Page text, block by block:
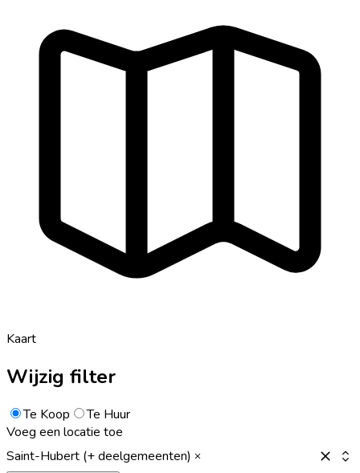
Kaart
Wijzig filter
Te Koop
Te Huur
Voeg een locatie toe
Saint-Hubert (+ deelgemeenten)